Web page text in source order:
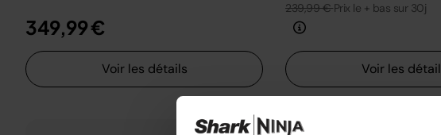
349,99 €
Voir les détails
239,99 €Prix le + bas sur 30j
Voir les